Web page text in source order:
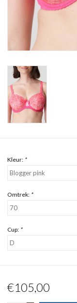
Kleur: *
Omtrek: *
Cup: *
€105,00